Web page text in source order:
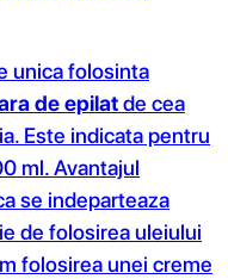
unica folosinta
de epilatde cea
Este indicata pentru
ml. Avantajul
se indeparteaza
de folosirea uleiului
folosirea unei creme